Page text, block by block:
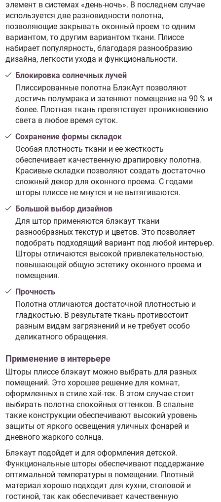
элемент в системах «день-ночь». В последнем случае
используется две разновидности полотна,
позволяющие закрывать оконный проем то одним
вариантом, то другим вариантом ткани. Плиссе
набирает популярность, благодаря разнообразию
дизайна, легкости ухода и функциональности.
Блокировка солнечных лучей
Плиссированные полотна БлэкАут позволяют
достичь полумрака и затеняют помещение на 90 % и
более. Плотная ткань препятствует проникновению
света в любое время суток.
Сохранение формы складок
Особая плотность ткани и ее жесткость
обеспечивает качественную драпировку полотна.
Красивые складки позволяют создать достаточно
сложный декор для оконного проема. С годами
шторы плиссе не мнутся и не вытягиваются.
Большой выбор дизайнов
Для штор применяются блэкаут ткани
разнообразных текстур и цветов. Это позволяет
подобрать подходящий вариант под любой интерьер.
Шторы отличаются высокой привлекательностью,
повышающей общую эстетику оконного проема и
помещения.
Прочность
Полотна отличаются достаточной плотностью и
гладкостью. В результате ткань противостоит
разным видам загрязнений и не требует особо
деликатного обращения.
Применение в интерьере
Шторы плиссе блэкаут можно выбрать для разных
помещений. Это хорошее решение для комнат,
оформленных в стиле хай-тек. В этом случае стоит
выбирать полотна спокойных оттенков. В спальне
такие конструкции обеспечивают высокий уровень
защиты от яркого освещения уличных фонарей и
дневного жаркого солнца.
Блэкаут подойдет и для оформления детской.
Функциональные шторы обеспечивают поддержание
оптимальной температуры в помещении. Плотный
материал хорошо подходит для кухни, столовой и
гостиной, так как обеспечивает качественную